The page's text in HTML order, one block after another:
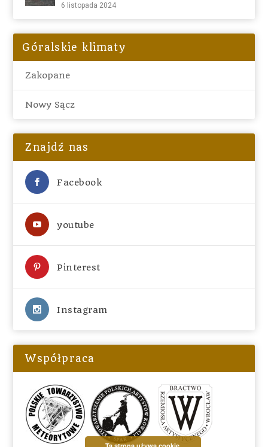
6 listopada 2024
Góralskie klimaty
Zakopane
Nowy Sącz
Znajdź nas
Facebook
youtube
Pinterest
Instagram
Współpraca